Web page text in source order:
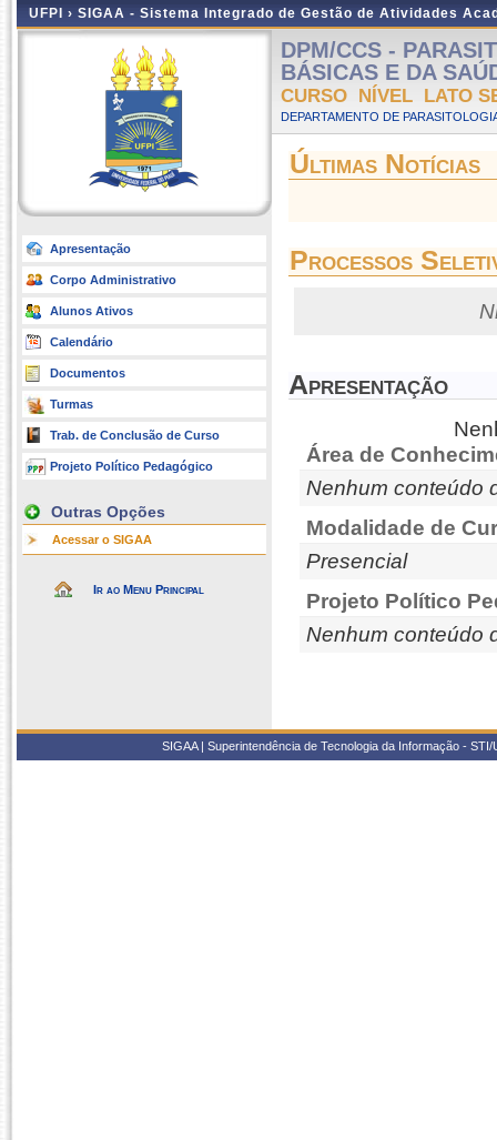
UFPI › SIGAA - Sistema Integrado de Gestão de Atividades
Apresentação
Corpo Administrativo
Alunos Ativos
Calendário
Documentos
Turmas
Trab. de Conclusão de Curso
Projeto Político Pedagógico
Outras Opções
Acessar o SIGAA
Ir ao Menu Principal
DPM/CCS -
BÁSICAS E DA
CURSO NÍVEL LATO
DEPARTAMENTO DE
Últimas Notícias
Processos
Apresentação
Área de
Nenhum conteúdo
Modalidade de
Presencial
Projeto Político
Nenhum conteúdo
SIGAA | Superintendência de Tecnologia da Informação -